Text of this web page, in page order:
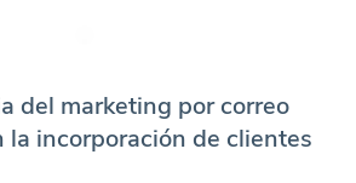
del marketing por correo
la incorporación de clientes